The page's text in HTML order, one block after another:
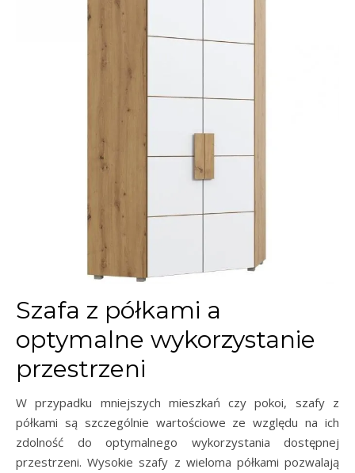
Szafa z półkami a
optymalne wykorzystanie
przestrzeni
W przypadku mniejszych mieszkań czy pokoi, szafy z
półkami są szczególnie wartościowe ze względu na ich
zdolność do optymalnego wykorzystania dostępnej
przestrzeni. Wysokie szafy z wieloma półkami pozwalają